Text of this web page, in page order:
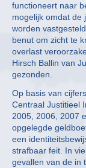
functioneert naar
mogelijk omdat de
worden
benut om zicht te
overlast
Hirsch Ballin van
gezonden.
Op basis van
Centraal Justitieel
2005, 2006, 2007
opgelegde
een
strafbaar feit. In
gevallen van de in